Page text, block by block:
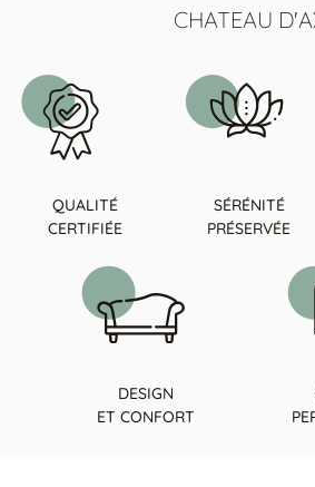
PAR FORME
PAR STYLE
Classique
Contemporain
CHATEAU
QUALITÉ
CERTIFIÉE
SÉRÉNITÉ
PRÉSERVÉE
DESIGN
ET CONFORT